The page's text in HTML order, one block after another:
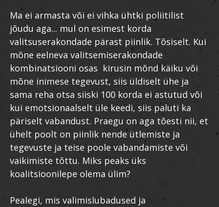
Ma ei armasta või ei vihka ühtki poliitilist
jõudu aga... mul on esimest korda
valitsuserakondade pärast piinlik. Tõsiselt. Kui
mõne eelneva valitsemiserakondade
kombinatsiooni osas kirusin mõnd käiku või
mõne inimese tegevust, siis üldiselt ühe ja
sama reha otsa siiski 100 korda ei astutud või
kui emotsionaalselt üle keedi, siis paluti ka
päriselt vabandust. Praegu on aga tõesti nii, et
ühelt poolt on piinlik nende ütlemiste ja
tegevuste ja teise poole vabandamiste või
vaikimiste tõttu. Miks peaks üks
koalitsioonilepe olema ülim?
Pealegi, mis valimislubadused ja